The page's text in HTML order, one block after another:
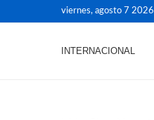
viernes, agosto 7 2026
INTERNACIONAL